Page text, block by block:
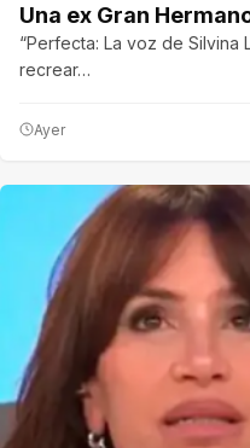
Una ex Gran
“Perfecta: La voz de
recrear…
Ayer